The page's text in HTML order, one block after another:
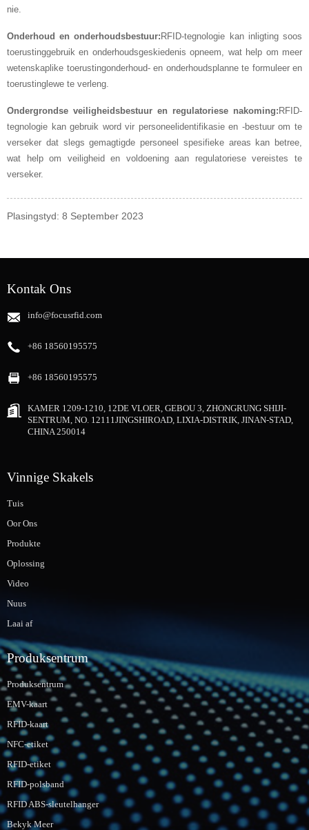
nie.
Onderhoud en onderhoudsbestuur: RFID-tegnologie kan inligting soos
toerustinggebruik en onderhoudsgeskiedenis opneem, wat help om meer
wetenskaplike toerustingonderhoud- en onderhoudsplanne te formuleer en
toerustinglewe te verleng.
Ondergrondse veiligheidsbestuur en regulatoriese nakoming: RFID-
tegnologie kan gebruik word vir personeelidentifikasie en -bestuur om te
verseker dat slegs gemagtigde personeel spesifieke areas kan betree,
wat help om veiligheid en voldoening aan regulatoriese vereistes te
verseker.
Plasingstyd: 8 September 2023
Kontak Ons
info@focusrfid.com
+86 18560195575
+86 18560195575
KAMER 1209-1210, 12DE VLOER, GEBOU 3, ZHONGRUNG SHIJI-
SENTRUM, NO. 12111JINGSHIROAD, LIXIA-DISTRIK, JINAN-STAD,
CHINA 250014
Vinnige Skakels
Tuis
Oor Ons
Produkte
Oplossing
Video
Nuus
Laai af
Produksentrum
Produksentrum
EMV-kaart
RFID-kaart
NFC-etiket
RFID-etiket
RFID-polsband
RFID ABS-sleutelhanger
Bekyk Meer